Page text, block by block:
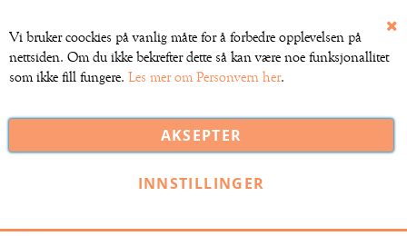
Vi bruker coockies på vanlig måte for å forbedre opplevelsen på
nettsiden. Om du ikke bekrefter dette så kan være noe funksjonallitet
som ikke fill fungere. Les mer om Personvern her.
AKSEPTER
INNSTILLINGER